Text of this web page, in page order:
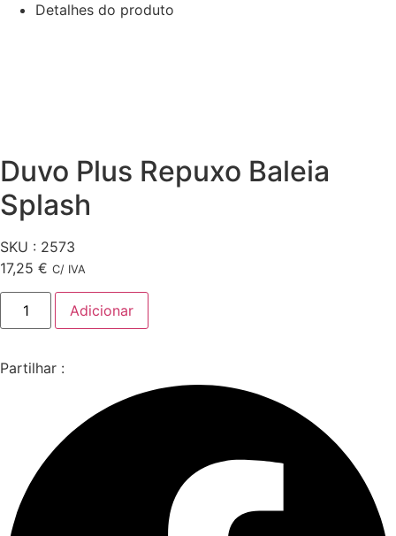
Detalhes do produto
Duvo Plus Repuxo Baleia
Splash
SKU : 2573
17,25 € C/ IVA
Quantidade
Duvo
Baleia
Adicionar
Partilhar :